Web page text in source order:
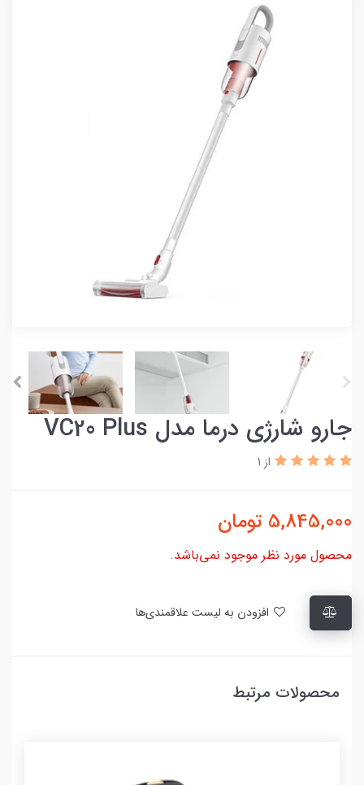
جارو شارژی درما مدل VC20 Plus
از 1
5,845,000 تومان
محصول مورد نظر موجود نمی‌باشد.
محصولات مرتبط